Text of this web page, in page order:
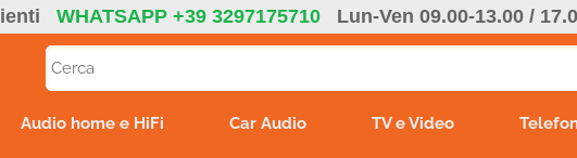
WHATSAPP +39 3297175710 Lun-Ven 09.00-13.00 /
Audio home e HiFi Car Audio TV e Video